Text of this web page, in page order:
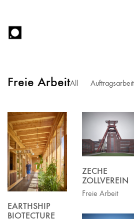
Freie ArbeitAll Auftragsarbeit
EARTHSHIP
BIOTECTURE
ZECHE
ZOLLVEREIN
Freie Arbeit